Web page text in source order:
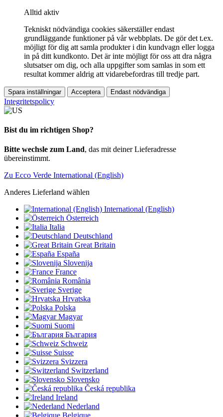
Alltid aktiv
Tekniskt nödvändiga cookies säkerställer endast
grundläggande funktioner på vår webbplats. De gör det t.ex.
möjligt för dig att samla produkter i din kundvagn eller logga
in på ditt kundkonto. Det är inte möjligt för oss att dra några
slutsatser om dig, och alla uppgifter som samlas in som ett
resultat kommer aldrig att vidarebefordras till tredje part.
Spara inställningar Acceptera Endast nödvändiga
Integritetspolicy
Bist du im richtigen Shop?
Bitte wechsle zum Land, das mit deiner Lieferadresse
übereinstimmt.
Zu Ecco Verde International (English)
Anderes Lieferland wählen
International (English)
Österreich
Italia
Deutschland
Great Britain
España
Slovenija
France
România
Sverige
Hrvatska
Polska
Magyar
Suomi
България
Schweiz
Suisse
Svizzera
Switzerland
Slovensko
Česká republika
Ireland
Nederland